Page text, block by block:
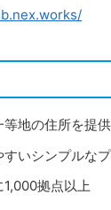
のコミュニケー
プランは最初の
が魅力です。継
サービスを体験
地の住所を提供
いシンプルな
拠点以上